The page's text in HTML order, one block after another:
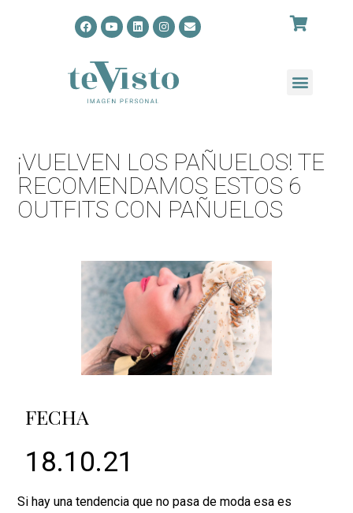
¡VUELVEN LOS PAÑUELOS! TE
RECOMENDAMOS ESTOS 6
OUTFITS CON PAÑUELOS
FECHA
18.10.21
Si hay una tendencia que no pasa de moda esa es